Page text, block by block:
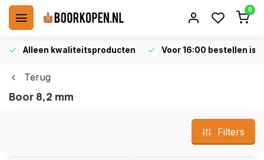
0
Alleen kwaliteitsproducten Voor 16:00 bestellen is
Terug
Boor 8,2 mm
Filters